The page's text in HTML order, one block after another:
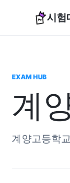
시험
EXAM HUB
계
계양고등학